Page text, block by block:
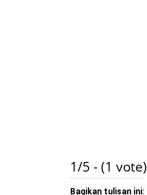
1/5 - (1 vote)
Bagikan tulisan ini: